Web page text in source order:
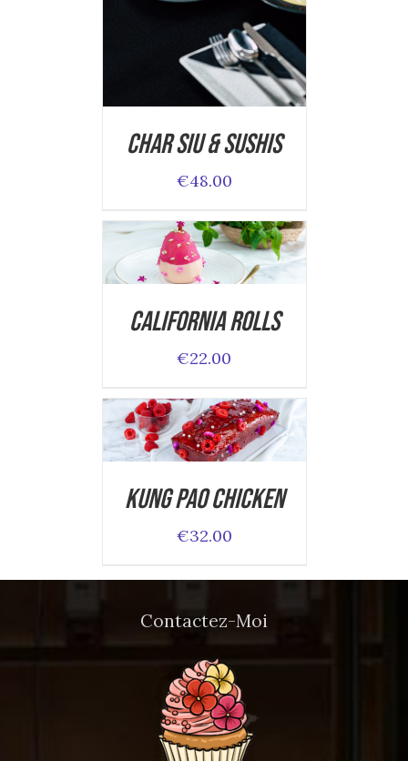
DETAILS
Char Siu & Sushis
€48.00
ADD TO CART
/
DETAILS
California Rolls
€22.00
ADD TO CART
/
DETAILS
Kung Pao Chicken
€32.00
Contactez-Moi